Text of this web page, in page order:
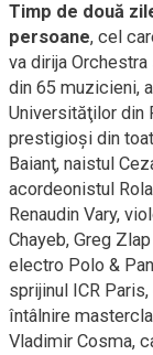
Timp de două
persoane, cel
va dirija
din 65 muzicieni,
Universităţilor din
prestigioși din
Baianţ, naistul
acordeonistul
Renaudin Vary,
Chayeb, Greg
electro Polo &
sprijinul ICR
întâlnire
Vladimir Cosma,